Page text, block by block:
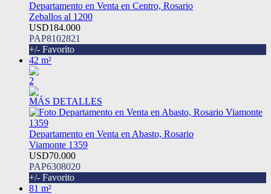
Departamento en Venta en Centro, Rosario
Zeballos al 1200
USD184.000
PAP8102821
+/- Favorito
42 m²
2
MÁS DETALLES
Departamento en Venta en Abasto, Rosario
Viamonte 1359
USD70.000
PAP6308020
+/- Favorito
81 m²